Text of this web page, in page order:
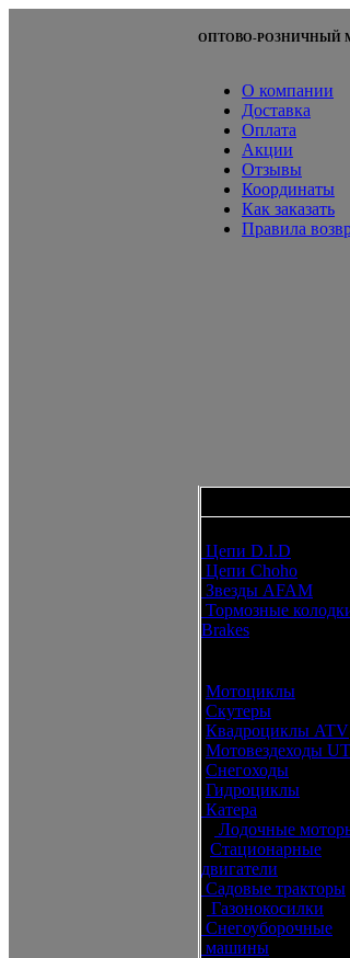
ОПТОВО-РОЗНИЧНЫЙ
О компании
Доставка
Оплата
Акции
Отзывы
Координаты
Как заказать
Правила
Цепи D.I.D
Цепи Choho
Звезды AFAM
Тормозные
Brakes
Мотоциклы
Скутеры
Квадроциклы ATV
Мотовездеходы
Снегоходы
Гидроциклы
Катера
Лодочные
Стационарные
двигатели
Садовые тракторы
Газонокосилки
Снегоуборочные
машины